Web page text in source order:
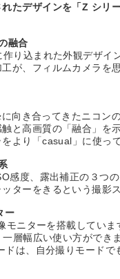
たデザインを「Z シ
融合
り込まれた外観デザ
が、フィルムカメラ
向き合ってきたニコン
と高画質の「融合」を
より「casual」に使っ
感度、露出補正の３つ
ターをきるという撮影
ー
ニターを搭載してい
層幅広い使い方がで
は、自分撮りモード